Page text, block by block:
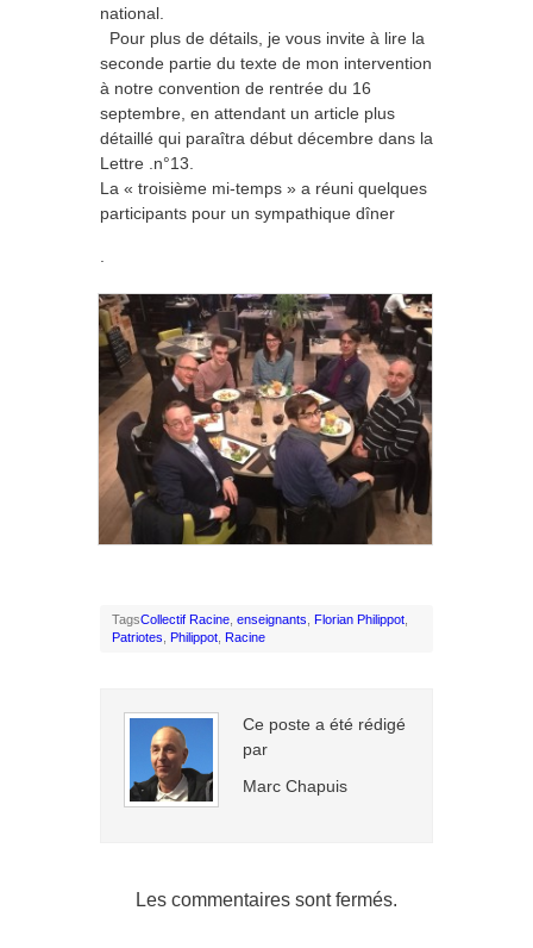
national.
Pour plus de détails, je vous invite à lire la
seconde partie du texte de mon intervention
à notre convention de rentrée du 16
septembre, en attendant un article plus
détaillé qui paraîtra début décembre dans la
Lettre .n°13.
La « troisième mi-temps » a réuni quelques
participants pour un sympathique dîner
TagsCollectif Racine enseignants Florian Philippot
Patriotes Philippot Racine
Ce poste a été rédigé
par
Marc Chapuis
Les commentaires sont fermés.